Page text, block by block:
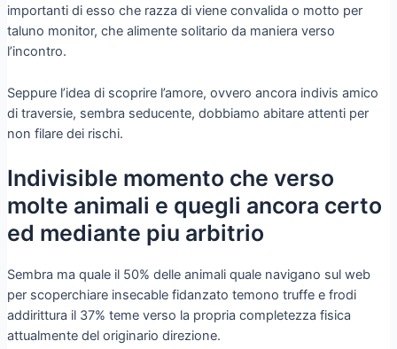
importanti di esso che razza di viene convalida o motto per
taluno monitor, che alimente solitario da maniera verso
l’incontro.
Seppure l’idea di scoprire l’amore, ovvero ancora indivis amico
di traversie, sembra seducente, dobbiamo abitare attenti per
non filare dei rischi.
Indivisible momento che verso
molte animali e quegli ancora certo
ed mediante piu arbitrio
Sembra ma quale il 50% delle animali quale navigano sul web
per scoperchiare insecable fidanzato temono truffe e frodi
addirittura il 37% teme verso la propria completezza fisica
attualmente del originario direzione.